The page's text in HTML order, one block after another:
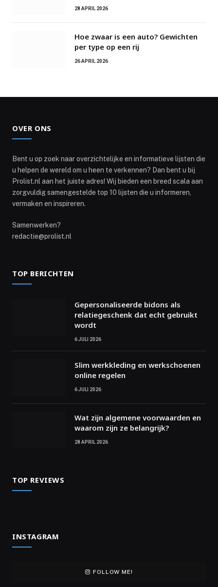
28 APRIL 2026
Hoe zwaar is een auto? Gewichten
per type op een rij
26 APRIL 2026
OVER ONS
Bent u op zoek naar overzichtelijke en informatieve lijsten die
u helpen de wereld om u heen te verkennen? Dan bent u bij
Prolist.nl aan het juiste adres! Wij bieden een breed scala aan
zorgvuldig samengestelde top 10 lijsten die u informeren,
vermaken en inspireren.
Samenwerken?
redactie@prolist.nl
TOP BERICHTEN
Gepersonaliseerde bidons als
relatiegeschenk dat echt gebruikt
wordt
6 JULI 2026
Slim werkkleding en werkschoenen
online regelen
6 JULI 2026
Wat zijn algemene voorwaarden en
waarom zijn ze belangrijk?
28 APRIL 2026
TOP REVIEWS
INSTAGRAM
FOLLOW ME!